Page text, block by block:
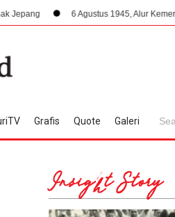
6 Agustus 1945, Alur Kemerdekaan
Grafis Quote Galeri
Insight Story